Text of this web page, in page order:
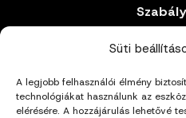
Süti
A legjobb felhasználói élmény
technológiákat használunk az
elérésére. A hozzájárulás lehetővé
Általános
Adatkezelési